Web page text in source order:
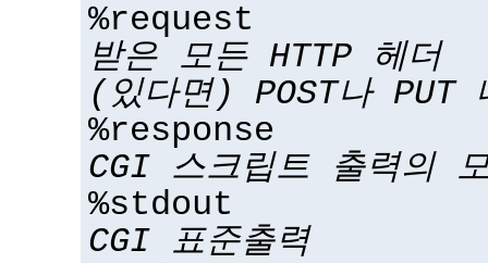
%request
받은 모든 HTTP 헤더
(있다면) POST나 PUT
%response
CGI 스크립트 출력의
%stdout
CGI 표준출력